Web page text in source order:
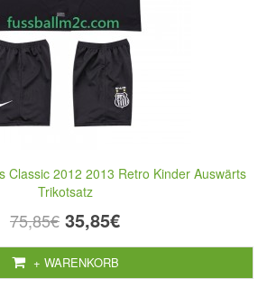
Classic 2012 2013 Retro Kinder Auswärts
Trikotsatz
75,85€ 35,85€
+ WARENKORB